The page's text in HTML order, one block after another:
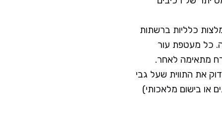
כלליות ברשתות
כל מעטפת עור
מתאימה לאחר.
את התווית שעל גבי
או בישום מלאכותי)